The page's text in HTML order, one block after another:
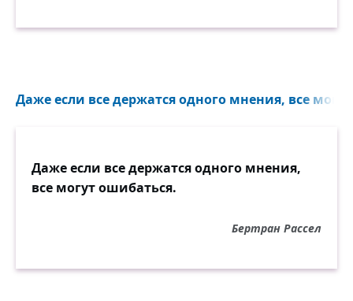
Даже если все держатся одного мнения, все
Даже если все держатся одного мнения,
все могут ошибаться.
Бертран Рассел